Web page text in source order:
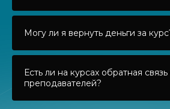
Могу ли я вернуть деньги за
Есть ли на курсах обратная связь
преподавателей?